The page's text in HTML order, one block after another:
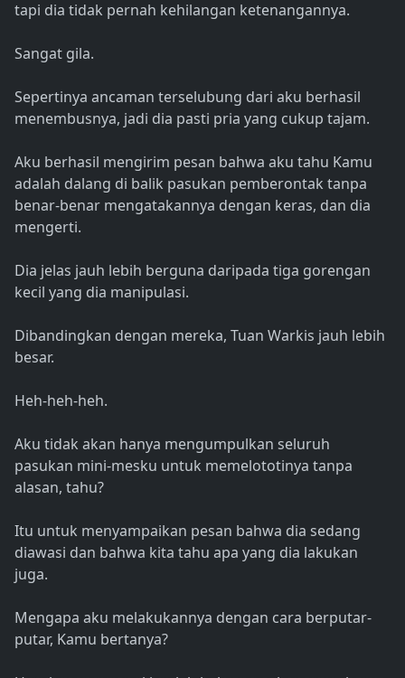
tapi dia tidak pernah kehilangan ketenangannya.
Sangat gila.
Sepertinya ancaman terselubung dari aku berhasil
menembusnya, jadi dia pasti pria yang cukup tajam.
Aku berhasil mengirim pesan bahwa aku tahu Kamu
adalah dalang di balik pasukan pemberontak tanpa
benar-benar mengatakannya dengan keras, dan dia
mengerti.
Dia jelas jauh lebih berguna daripada tiga gorengan
kecil yang dia manipulasi.
Dibandingkan dengan mereka, Tuan Warkis jauh lebih
besar.
Heh-heh-heh.
Aku tidak akan hanya mengumpulkan seluruh
pasukan mini-mesku untuk memelototinya tanpa
alasan, tahu?
Itu untuk menyampaikan pesan bahwa dia sedang
diawasi dan bahwa kita tahu apa yang dia lakukan
juga.
Mengapa aku melakukannya dengan cara berputar-
putar, Kamu bertanya?